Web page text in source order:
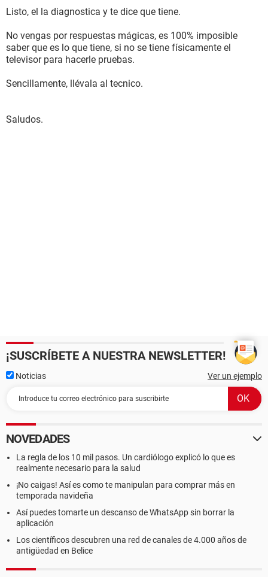
Listo, el la diagnostica y te dice que tiene.
No vengas por respuestas mágicas, es 100% imposible
saber que es lo que tiene, si no se tiene físicamente el
televisor para hacerle pruebas.
Sencillamente, llévala al tecnico.
Saludos.
¡SUSCRÍBETE A NUESTRA NEWSLETTER!
Noticias Ver un ejemplo
NOVEDADES
La regla de los 10 mil pasos. Un cardiólogo explicó lo que es
realmente necesario para la salud
¡No caigas! Así es como te manipulan para comprar más en
temporada navideña
Así puedes tomarte un descanso de WhatsApp sin borrar la
aplicación
Los científicos descubren una red de canales de 4.000 años de
antigüedad en Belice